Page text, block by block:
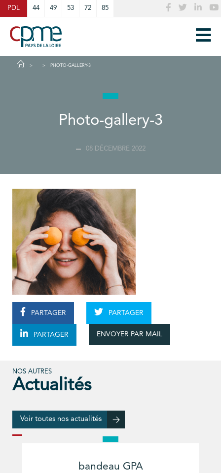
PDL 44 49 53 72 85
PHOTO-GALLERY-3
Photo-gallery-3
08 DÉCEMBRE 2022
PARTAGER PARTAGER
PARTAGER ENVOYER PAR MAIL
NOS AUTRES
Actualités
Voir toutes nos actualités
bandeau GPA
Cookies management panel